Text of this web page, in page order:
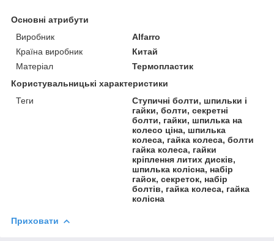
Основні атрибути
Виробник
Alfarro
Країна виробник
Китай
Матеріал
Термопластик
Користувальницькі характеристики
Теги
Ступичні болти, шпильки і
гайки, болти, секретні
болти, гайки, шпилька на
колесо ціна, шпилька
колеса, гайка колеса, болти
гайка колеса, гайки
кріплення литих дисків,
шпилька колісна, набір
гайок, секреток, набір
болтів, гайка колеса, гайка
колісна
Приховати